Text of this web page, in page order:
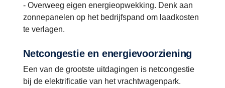
- Overweeg eigen energieopwekking. Denk aan
zonnepanelen op het bedrijfspand om laadkosten
te verlagen.
Netcongestie en energievoorziening
Een van de grootste uitdagingen is netcongestie
bij de elektrificatie van het vrachtwagenpark.